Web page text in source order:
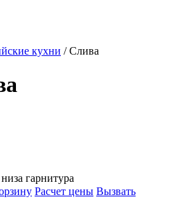
кухни / Слива
гарнитура
Расчет цены Вызвать